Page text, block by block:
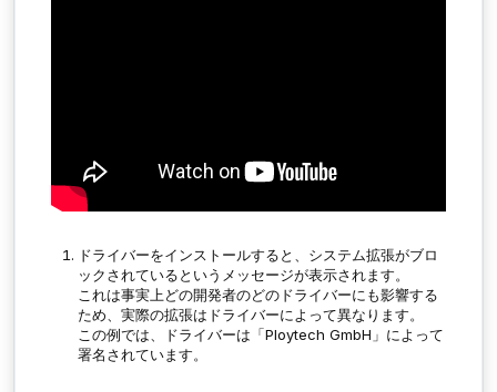
ドライバーをインストールすると、システム拡張がブロ
ックされているというメッセージが表示されます。
これは事実上どの開発者のどのドライバーにも影響する
ため、実際の拡張はドライバーによって異なります。
この例では、ドライバーは「Ploytech GmbH」によって
署名されています。